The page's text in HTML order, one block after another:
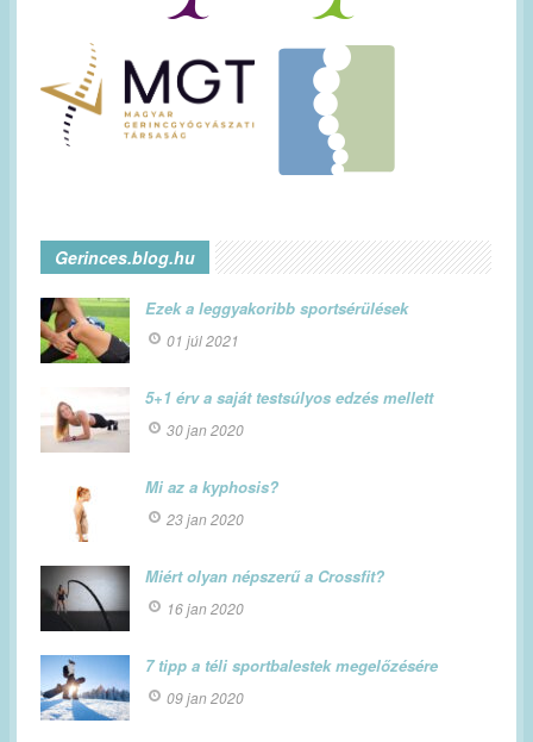
Gerinces.blog.hu
Ezek a leggyakoribb sportsérülések
01 júl 2021
5+1 érv a saját testsúlyos edzés mellett
30 jan 2020
Mi az a kyphosis?
23 jan 2020
Miért olyan népszerű a Crossfit?
16 jan 2020
7 tipp a téli sportbalestek megelőzésére
09 jan 2020